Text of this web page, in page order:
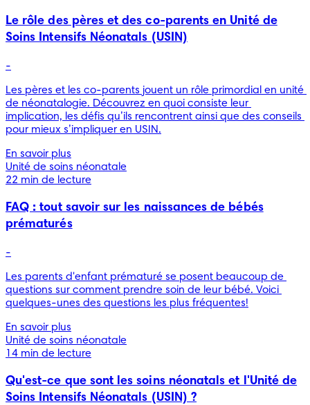
Le rôle des pères et des co-parents en Unité de
Soins Intensifs Néonatals (USIN)
-
Les pères et les co-parents jouent un rôle primordial en unité
de néonatalogie. Découvrez en quoi consiste leur
implication, les défis qu’ils rencontrent ainsi que des conseils
pour mieux s’impliquer en USIN.
En savoir plus
Unité de soins néonatale
22 min de lecture
FAQ : tout savoir sur les naissances de bébés
prématurés
-
Les parents d'enfant prématuré se posent beaucoup de
questions sur comment prendre soin de leur bébé. Voici
quelques-unes des questions les plus fréquentes!
En savoir plus
Unité de soins néonatale
14 min de lecture
Qu'est-ce que sont les soins néonatals et l'Unité de
Soins Intensifs Néonatals (USIN) ?